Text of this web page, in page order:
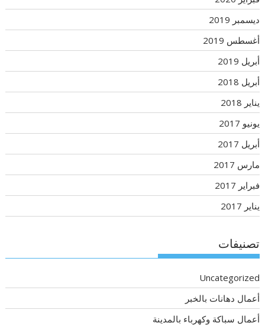
ديسمبر 2019
أغسطس 2019
أبريل 2019
أبريل 2018
يناير 2018
يونيو 2017
أبريل 2017
مارس 2017
فبراير 2017
يناير 2017
تصنيفات
Uncategorized
أعمال دهانات بالخبر
أعمال سباكة وكهرباء بالمدينة